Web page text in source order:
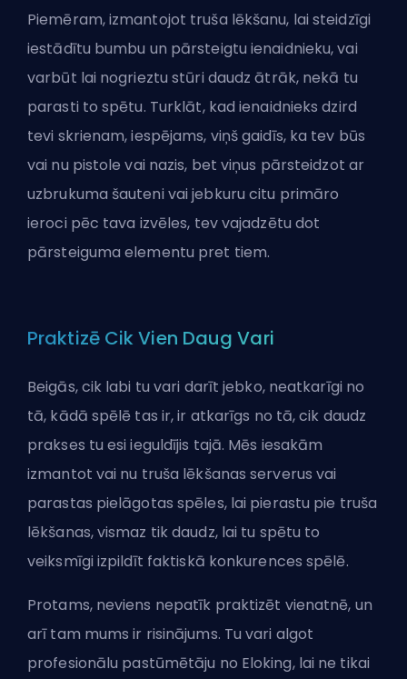
Piemēram, izmantojot truša lēkšanu, lai steidzīgi
iestādītu bumbu un pārsteigtu ienaidnieku, vai
varbūt lai nogrieztu stūri daudz ātrāk, nekā tu
parasti to spētu. Turklāt, kad ienaidnieks dzird
tevi skrienam, iespējams, viņš gaidīs, ka tev būs
vai nu pistole vai nazis, bet viņus pārsteidzot ar
uzbrukuma šauteni vai jebkuru citu primāro
ieroci pēc tava izvēles, tev vajadzētu dot
pārsteiguma elementu pret tiem.
Praktizē Cik Vien Daug Vari
Beigās, cik labi tu vari darīt jebko, neatkarīgi no
tā, kādā spēlē tas ir, ir atkarīgs no tā, cik daudz
prakses tu esi ieguldījis tajā. Mēs iesakām
izmantot vai nu truša lēkšanas serverus vai
parastas pielāgotas spēles, lai pierastu pie truša
lēkšanas, vismaz tik daudz, lai tu spētu to
veiksmīgi izpildīt faktiskā konkurences spēlē.
Protams, neviens nepatīk praktizēt vienatnē, un
arī tam mums ir risinājums. Tu vari algot
profesionālu pastūmētāju no Eloking, lai ne tikai